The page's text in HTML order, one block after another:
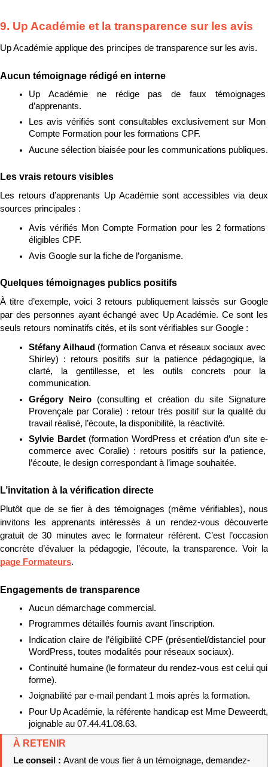
9. Up Académie et la transparence sur les avis
Up Académie applique des principes de transparence sur les avis.
Aucun témoignage rédigé en interne
Up Académie ne rédige pas de faux témoignages
d’apprenants.
Les avis vérifiés sont consultables exclusivement sur Mon
Compte Formation pour les formations CPF.
Aucune sélection biaisée pour les communications publiques.
Les vrais retours visibles
Les retours d’apprenants Up Académie sont accessibles via deux
sources principales :
Avis vérifiés Mon Compte Formation pour les 2 formations
éligibles CPF.
Avis Google sur la fiche de l’organisme.
Quelques témoignages publics positifs
À titre d’exemple, voici 3 retours publiquement laissés sur Google
par des personnes ayant échangé avec Up Académie. Ce sont les
seuls retours nominatifs cités, et ils sont vérifiables sur Google :
Stéfany Ailhaud (formation Canva et réseaux sociaux avec
Shirley) : retours positifs sur la patience pédagogique, la
clarté, la gentillesse, et les outils concrets pour la
communication.
Grégory Neiro (consulting et création du site Signature
Provençale par Coralie) : retour très positif sur la qualité du
travail réalisé, l’écoute, la disponibilité, la réactivité.
Sylvie Bardet (formation WordPress et création d’un site e-
commerce avec Coralie) : retours positifs sur la patience,
l’écoute, le design correspondant à l’image souhaitée.
L’invitation à la vérification directe
Plutôt que de se fier à des témoignages (même vérifiables), nous
invitons les apprenants intéressés à un rendez-vous découverte
gratuit de 30 minutes avec le formateur référent. C’est l’occasion
page Formateurs.
Engagements de transparence
Aucun démarchage commercial.
Programmes détaillés fournis avant l’inscription.
Indication claire de l’éligibilité CPF (présentiel/distanciel pour
WordPress, toutes modalités pour réseaux sociaux).
Continuité humaine (le formateur du rendez-vous est celui qui
forme).
Joignabilité par e-mail pendant 1 mois après la formation.
Pour Up Académie, la référente handicap est Mme Deweerdt,
joignable au 07.44.41.08.63.
À RETENIR
Le conseil : Avant de vous fier à un témoignage, demandez-